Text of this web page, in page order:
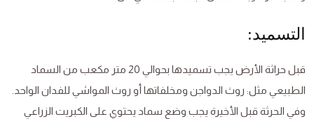
التسميد:
قبل حراثة الأرض يجب تسميدها بحوالي 20 متر مكعب من السماد
الطبيعي مثل: روث الدواجن ومخلفاتها أو روث المواشي للفدان الواحد.
وفي الحرثة قبل الأخيرة يجب وضع سماد يحتوي على الكبريت الزراعي